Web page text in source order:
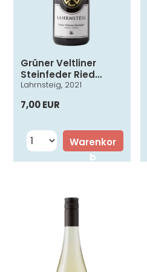
Grüner Veltliner
Steinfeder Ried
Mitterbirg Wachau
DAC
Lahrnsteig, 2021
7,00 EUR
Warenkor
b